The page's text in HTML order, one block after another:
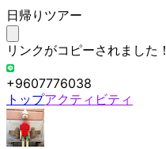
日帰りツアー
リンクがコピーされました！
+9607776038
トップアクティビティ